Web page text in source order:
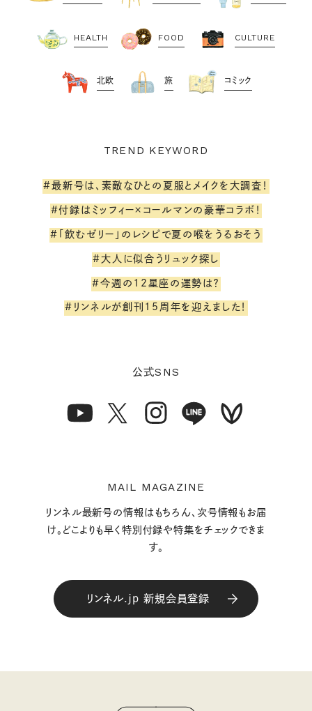
HEALTH FOOD CULTURE
北欧 旅 コミック
TREND KEYWORD
#最新号は、素敵なひとの夏服とメイクを大調査！
#付録はミッフィー×コールマンの豪華コラボ！
#「飲むゼリー」のレシピで夏の喉をうるおそう
#大人に似合うリュック探し
#今週の12星座の運勢は？
#リンネルが創刊15周年を迎えました！
公式SNS
MAIL MAGAZINE
リンネル最新号の情報はもちろん、次号情報もお届
け。どこよりも早く特別付録や特集をチェックできま
す。
リンネル.jp 新規会員登録